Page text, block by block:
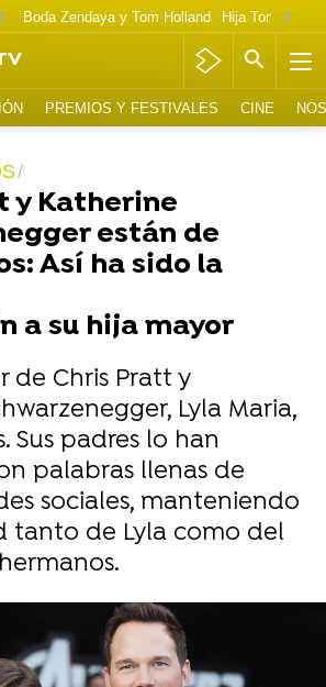
Boda Zendaya y Tom Holland Hija Tom
PREMIOS Y FESTIVALES CINE
y Katherine
están de
Así ha sido la
a su hija mayor
de Chris Pratt y
Lyla Maria,
Sus padres lo han
palabras llenas de
sociales, manteniendo
tanto de Lyla como del
su 46 cumpleaños sin